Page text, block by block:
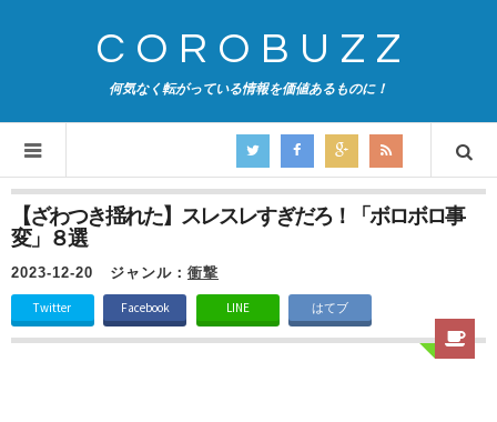
COROBUZZ
何気なく転がっている情報を価値あるものに！
【ざわつき揺れた】スレスレすぎだろ！「ボロボロ事
変」８選
2023-12-20 ジャンル： 衝撃
Twitter Facebook LINE はてブ